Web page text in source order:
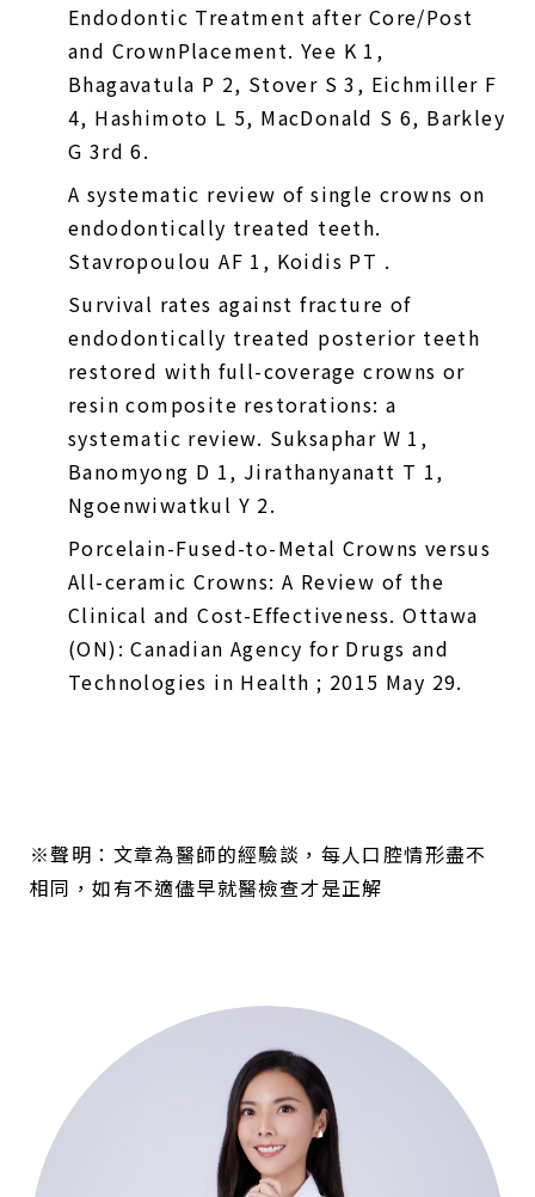
Endodontic Treatment after Core/Post
and CrownPlacement. Yee K 1,
Bhagavatula P 2, Stover S 3, Eichmiller F
4, Hashimoto L 5, MacDonald S 6, Barkley
G 3rd 6.
A systematic review of single crowns on
endodontically treated teeth.
Stavropoulou AF 1, Koidis PT .
Survival rates against fracture of
endodontically treated posterior teeth
restored with full-coverage crowns or
resin composite restorations: a
systematic review. Suksaphar W 1,
Banomyong D 1, Jirathanyanatt T 1,
Ngoenwiwatkul Y 2.
Porcelain-Fused-to-Metal Crowns versus
All-ceramic Crowns: A Review of the
Clinical and Cost-Effectiveness. Ottawa
(ON): Canadian Agency for Drugs and
Technologies in Health ; 2015 May 29.
※聲明：文章為醫師的經驗談，每人口腔情形盡不
相同，如有不適儘早就醫檢查才是正解